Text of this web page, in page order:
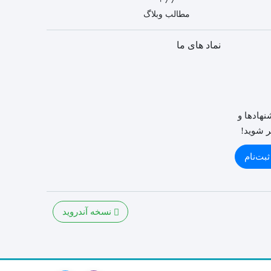
مطالب وبلاگ
و
شوید!
ثبت‌نام
نماد های ما
نسخه آندروید